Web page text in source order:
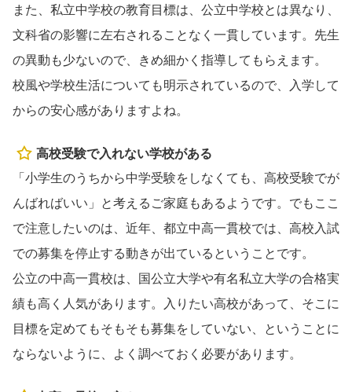
また、私立中学校の教育目標は、公立中学校とは異なり、
文科省の影響に左右されることなく一貫しています。先生
の異動も少ないので、きめ細かく指導してもらえます。
校風や学校生活についても明示されているので、入学して
からの安心感がありますよね。
高校受験で入れない学校がある
「小学生のうちから中学受験をしなくても、高校受験でが
んばればいい」と考えるご家庭もあるようです。でもここ
で注意したいのは、近年、都立中高一貫校では、高校入試
での募集を停止する動きが出ているということです。
公立の中高一貫校は、国公立大学や有名私立大学の合格実
績も高く人気があります。入りたい高校があって、そこに
目標を定めてもそもそも募集をしていない、ということに
ならないように、よく調べておく必要があります。